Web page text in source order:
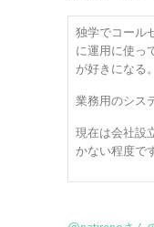
独学でコール
に運用に使っ
が好きになる。
業務用のシス
現在は会社設
かない程度で